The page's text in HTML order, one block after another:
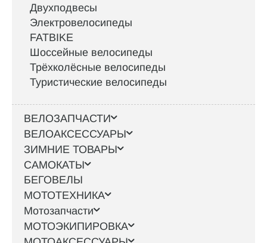
Двухподвесы
Электровелосипеды
FATBIKE
Шоссейные велосипеды
Трёхколёсные велосипеды
Туристические велосипеды
ВЕЛОЗАПЧАСТИ
ВЕЛОАКСЕССУАРЫ
ЗИМНИЕ ТОВАРЫ
САМОКАТЫ
БЕГОВЕЛЫ
МОТОТЕХНИКА
Мотозапчасти
МОТОЭКИПИРОВКА